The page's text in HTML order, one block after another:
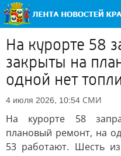
На курорте 58
закрыты на
одной нет
4 июля 2026, 10:54 СМИ
На курорте 58
плановый ремонт, на
53 работают. Шесть